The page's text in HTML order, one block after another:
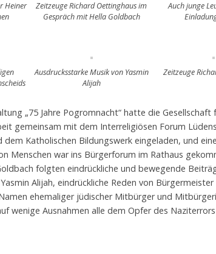
Heiner
Zeitzeuge Richard Oettinghaus im
Gespräch mit Hella Goldbach
Auch junge
Ausdrucksstarke Musik von Yasmin
Alijah
Zeitzeuge
„75 Jahre Pogromnacht“ hatte die Gesellschaft
gemeinsam mit dem Interreligiösen Forum
dem Katholischen Bildungswerk eingeladen, und eine
Menschen war ins Bürgerforum im Rathaus
folgten eindrückliche und bewegende
Alijah, eindrückliche Reden von
ehemaliger jüdischer Mitbürger und
wenige Ausnahmen alle dem Opfer des